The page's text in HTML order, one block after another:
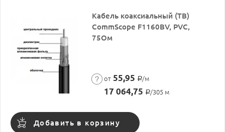
Кабель коаксиальный (ТВ)
CommScope F1160BV, PVC,
75Ом
от 55,95 Р/м
17 064,75 Р/305 м
Добавить в корзину